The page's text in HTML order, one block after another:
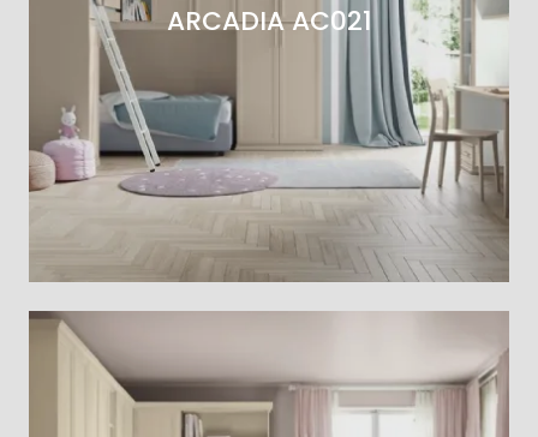
ARCADIA AC021